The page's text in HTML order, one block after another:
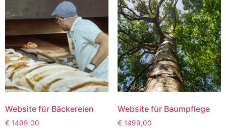
Website für Bäckereien
€ 1499,00
Website für Baumpflege
€ 1499,00